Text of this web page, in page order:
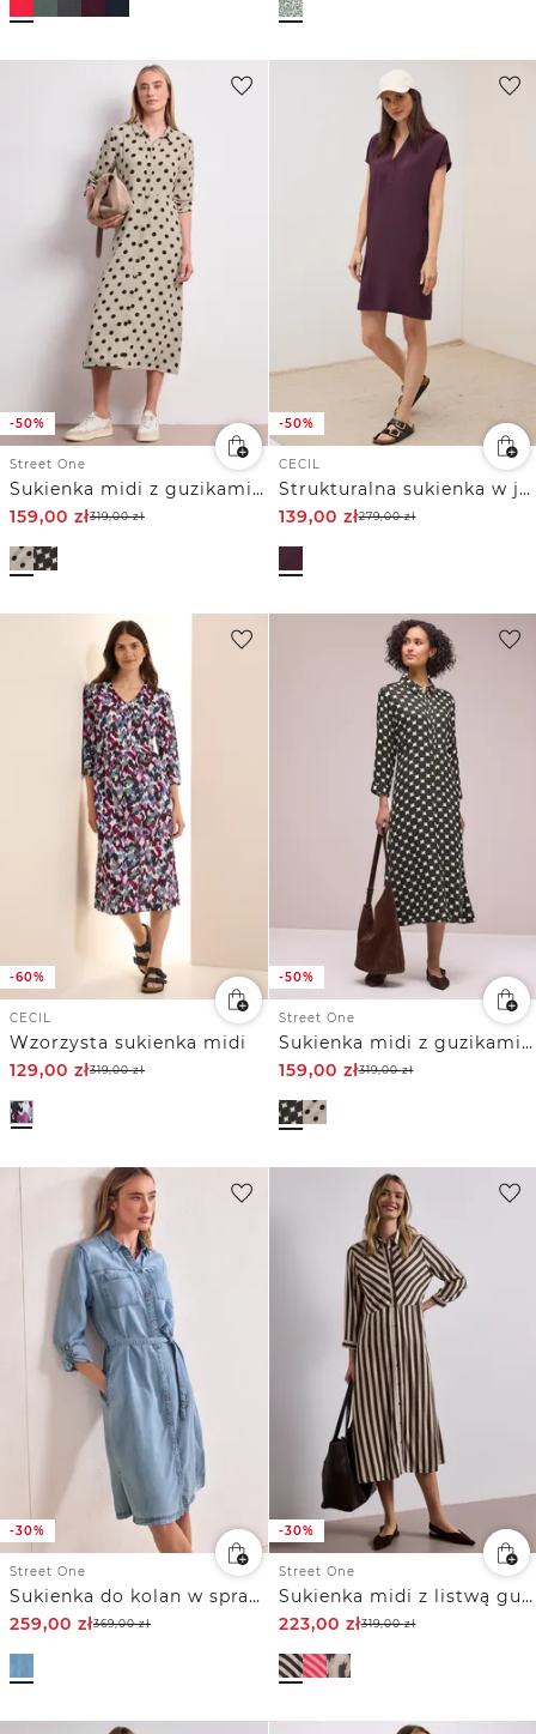
-50%
Street One
Sukienka midi z guzikami i wzorem w kropki
159,00 zł319,00zł
-50%
CECIL
Strukturalna sukienka w jednolitym kolorze
139,00 zł279,00zł
-60%
CECIL
Wzorzysta sukienka midi
129,00 zł319,00zł
-50%
Street One
Sukienka midi z guzikami i wzorem w kropki
159,00 zł319,00zł
-30%
Street One
Sukienka do kolan w spranym stylu
259,00 zł369,00zł
-30%
Street One
Sukienka midi z listwą guzikową na całej długości
223,00 zł319,00zł